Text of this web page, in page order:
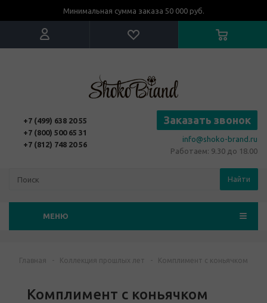
Минимальная сумма заказа 50 000 руб.
+7 (499) 638 20 55
+7 (800) 500 65 31
+7 (812) 748 20 56
Заказать звонок
info@shoko-brand.ru
Работаем: 9.30 до 18.00
Найти
МЕНЮ
Главная - Коллекция прошлых лет - Комплимент с коньячком
Комплимент с коньячком